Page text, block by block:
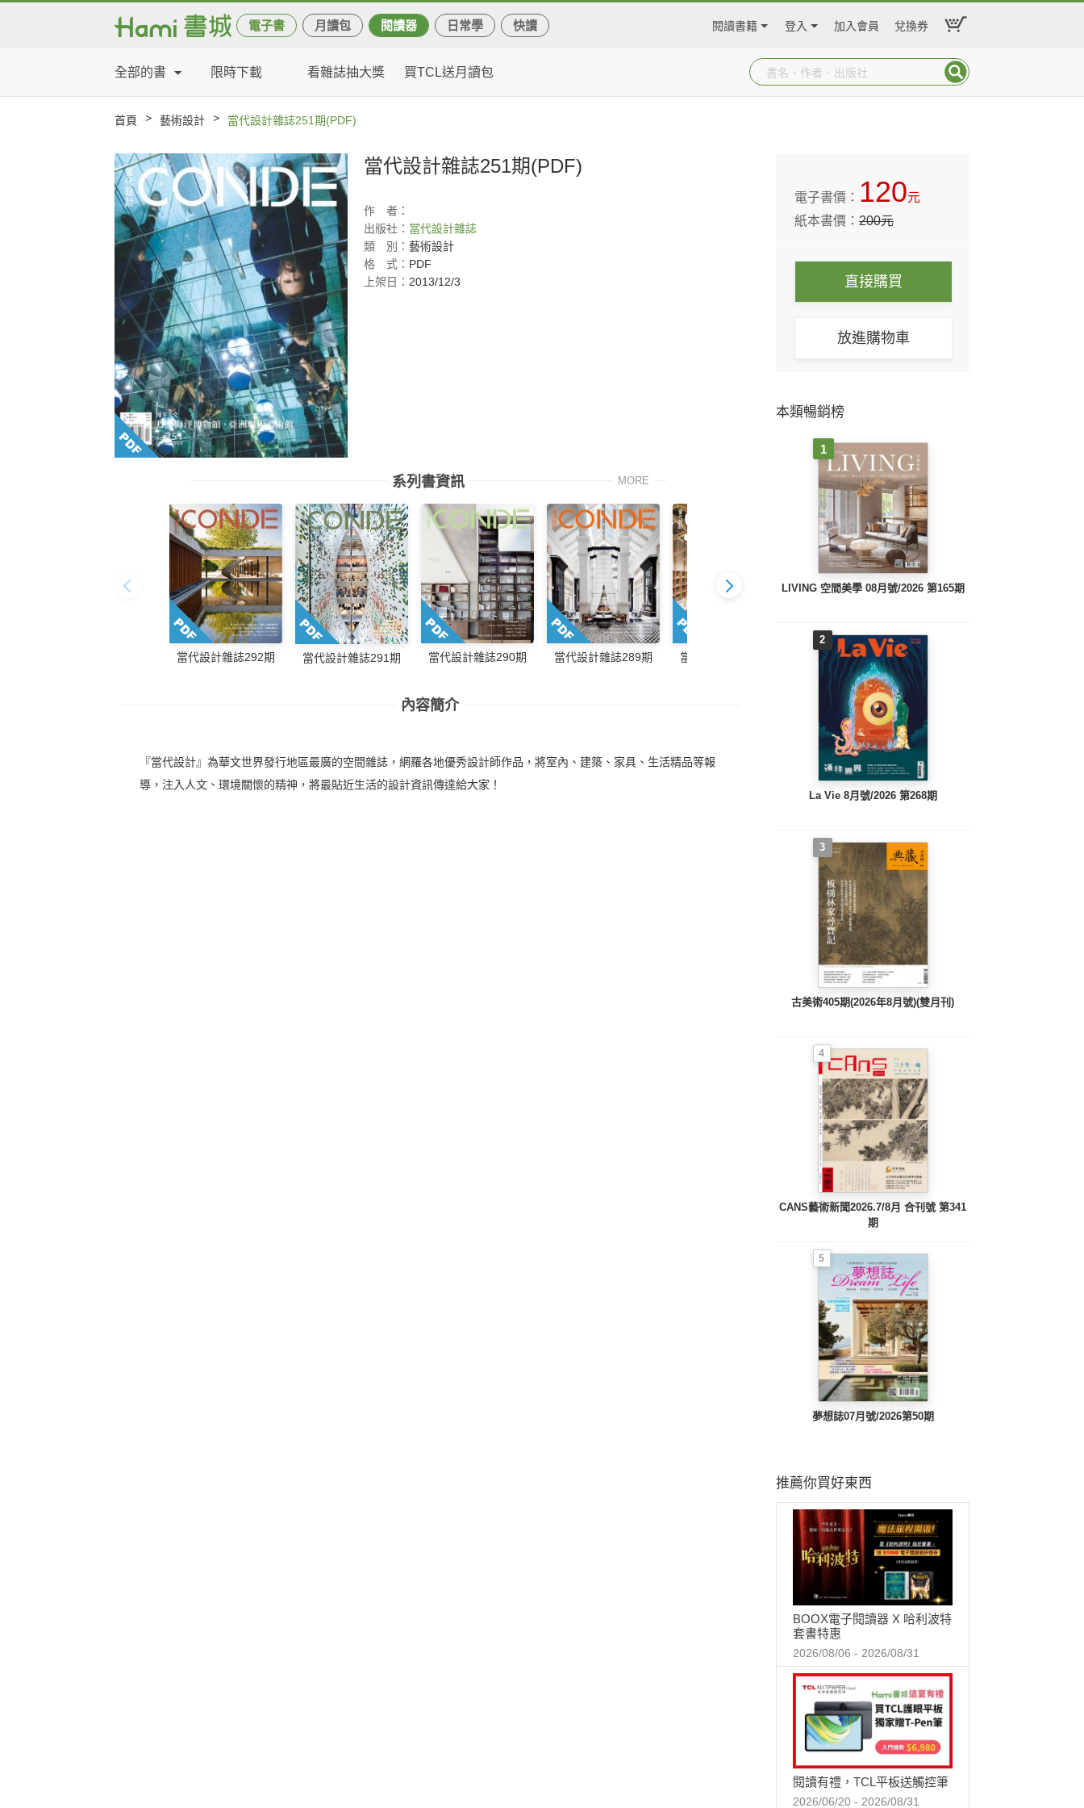
電子書 月讀包 閱讀器 日常學 快讀 閱讀書籍 登入 加入會員 兌換券
全部的書 限時下載 看雜誌抽大獎 買TCL送月讀包
首頁 > 藝術設計 > 當代設計雜誌251期(PDF)
當代設計雜誌251期(PDF)
作
者：
出版社： 當代設計雜誌
類
別： 藝術設計
格
式： PDF
上架日： 2013/12/3
系列書資訊 MORE
當代設計雜誌292期 當代設計雜誌291期 當代設計雜誌290期 當代設計雜誌289期 當代設計雜誌288期 當代設計雜誌287期
內容簡介
『當代設計』為華文世界發行地區最廣的空間雜誌，網羅各地優秀設計師作品，將室內、建築、家具、生活精品等報
導，注入人文、環境關懷的精神，將最貼近生活的設計資訊傳達給大家！
電子書價： 120元
紙本書價：200元
直接購買
放進購物車
本類暢銷榜
1
LIVING 空間美學 08月號/2026 第165期
2
La Vie 8月號/2026 第268期
3
古美術405期(2026年8月號)(雙月刊)
4
CANS藝術新聞2026.7/8月 合刊號 第341
期
5
夢想誌07月號/2026第50期
推薦你買好東西
BOOX電子閱讀器 X 哈利波特
套書特惠
2026/08/06 - 2026/08/31
閱讀有禮，TCL平板送觸控筆
2026/06/20 - 2026/08/31